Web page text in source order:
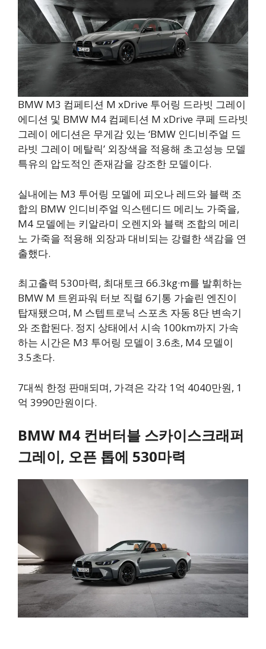
BMW M3 컴페티션 M xDrive 투어링 드라빗 그레이
에디션 및 BMW M4 컴페티션 M xDrive 쿠페 드라빗
그레이 에디션은 무게감 있는 ‘BMW 인디비주얼 드
라빗 그레이 메탈릭’ 외장색을 적용해 초고성능 모델
특유의 압도적인 존재감을 강조한 모델이다.
실내에는 M3 투어링 모델에 피오나 레드와 블랙 조
합의 BMW 인디비주얼 익스텐디드 메리노 가죽을,
M4 모델에는 키알라미 오렌지와 블랙 조합의 메리
노 가죽을 적용해 외장과 대비되는 강렬한 색감을 연
출했다.
최고출력 530마력, 최대토크 66.3kg·m를 발휘하는
BMW M 트윈파워 터보 직렬 6기통 가솔린 엔진이
탑재됐으며, M 스텝트로닉 스포츠 자동 8단 변속기
와 조합된다. 정지 상태에서 시속 100km까지 가속
하는 시간은 M3 투어링 모델이 3.6초, M4 모델이
3.5초다.
7대씩 한정 판매되며, 가격은 각각 1억 4040만원, 1
억 3990만원이다.
BMW M4 컨버터블 스카이스크래퍼
그레이, 오픈 톱에 530마력